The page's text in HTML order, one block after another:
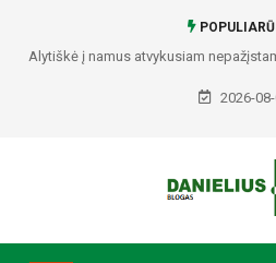
Alytiškė į namus atvykusiam
policija pradėjo
2026-